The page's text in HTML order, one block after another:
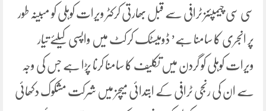
سی سی چیمپئنز ٹرافی سے قبل بھارتی کرکٹر ویرات کوہلی کو مبینہ طور
پر انجری کا سامنا ہے’ ڈومیسٹک کرکٹ میں واپسی کیلئے تیار
ویرات کوہلی کو گردن میں تکلیف کا سامنا کرنا پڑا ہے جس کی وجہ
سے ان کی رنجی ٹرافی کے ابتدائی میچز میں شرکت مشکوک دکھائی